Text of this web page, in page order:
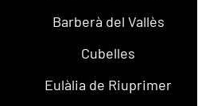
Barberà del Vallès
Cubelles
Eulàlia de Riuprimer